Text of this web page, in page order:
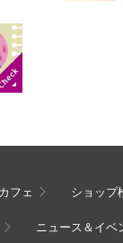
フェ ショップ
ニュース＆イベ